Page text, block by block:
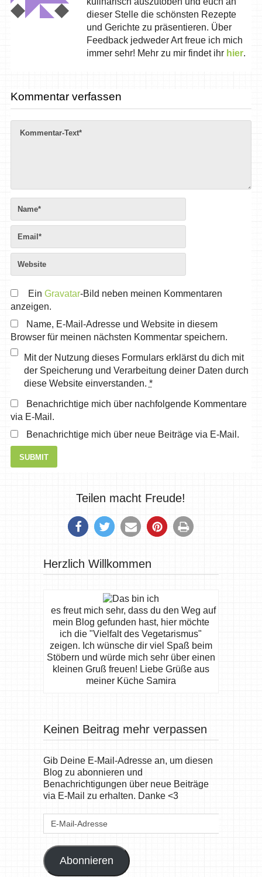
dieser Stelle die schönsten Rezepte
und Gerichte zu präsentieren. Über
Feedback jedweder Art freue ich mich
immer sehr! Mehr zu mir findet ihr hier.
Kommentar verfassen
Ein Gravatar-Bild neben meinen Kommentaren
anzeigen.
Name, E-Mail-Adresse und Website in diesem
Browser für meinen nächsten Kommentar speichern.
Mit der Nutzung dieses Formulars erklärst du dich mit
der Speicherung und Verarbeitung deiner Daten durch
diese Website einverstanden. *
Benachrichtige mich über nachfolgende Kommentare
via E-Mail.
Benachrichtige mich über neue Beiträge via E-Mail.
Teilen macht Freude!
Herzlich Willkommen
es freut mich sehr, dass du den Weg auf
mein Blog gefunden hast, hier möchte
ich die "Vielfalt des Vegetarismus"
zeigen. Ich wünsche dir viel Spaß beim
Stöbern und würde mich sehr über einen
kleinen Gruß freuen! Liebe Grüße aus
meiner Küche Samira
Keinen Beitrag mehr verpassen
Gib Deine E-Mail-Adresse an, um diesen
Blog zu abonnieren und
Benachrichtigungen über neue Beiträge
via E-Mail zu erhalten. Danke <3
E-
Mail-
Abonnieren